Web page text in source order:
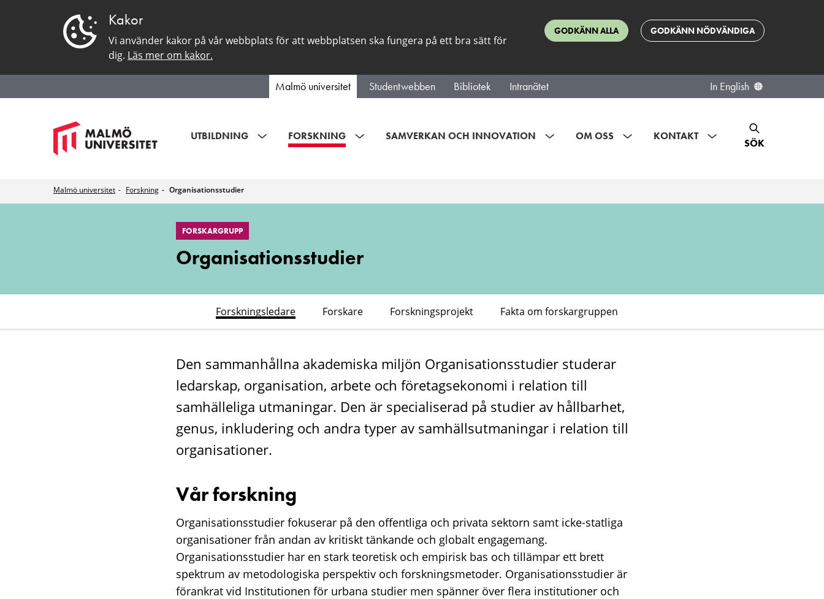
Kakor
Vi använder kakor på vår webbplats för att webbplatsen ska fungera på ett bra sätt för
dig. Läs mer om kakor.
GODKÄNN ALLA GODKÄNN NÖDVÄNDIGA
Malmö universitet Studentwebben Bibliotek Intranätet In English
UTBILDNING FORSKNING SAMVERKAN OCH INNOVATION OM OSS KONTAKT
SÖK
Malmö universitet Forskning Organisationsstudier
Organisationsstudier
FORSKARGRUPP
Organisationsstudier
Forskningsledare Forskare Forskningsprojekt Fakta om forskargruppen
Den sammanhållna akademiska miljön Organisationsstudier studerar
ledarskap, organisation, arbete och företagsekonomi i relation till
samhälleliga utmaningar. Den är specialiserad på studier av hållbarhet,
genus, inkludering och andra typer av samhällsutmaningar i relation till
organisationer.
Vår forskning
Organisationsstudier fokuserar på den offentliga och privata sektorn samt icke-statliga
organisationer från andan av kritiskt tänkande och globalt engagemang.
Organisationsstudier har en stark teoretisk och empirisk bas och tillämpar ett brett
spektrum av metodologiska perspektiv och forskningsmetoder. Organisationsstudier är
förankrat vid Institutionen för urbana studier men spänner över flera institutioner och